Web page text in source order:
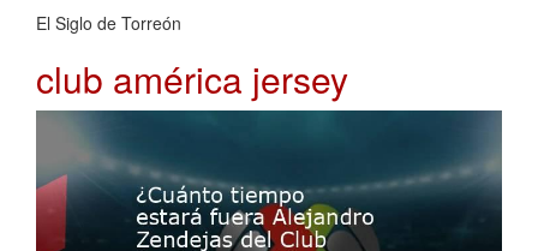
El Siglo de Torreón
club américa jersey